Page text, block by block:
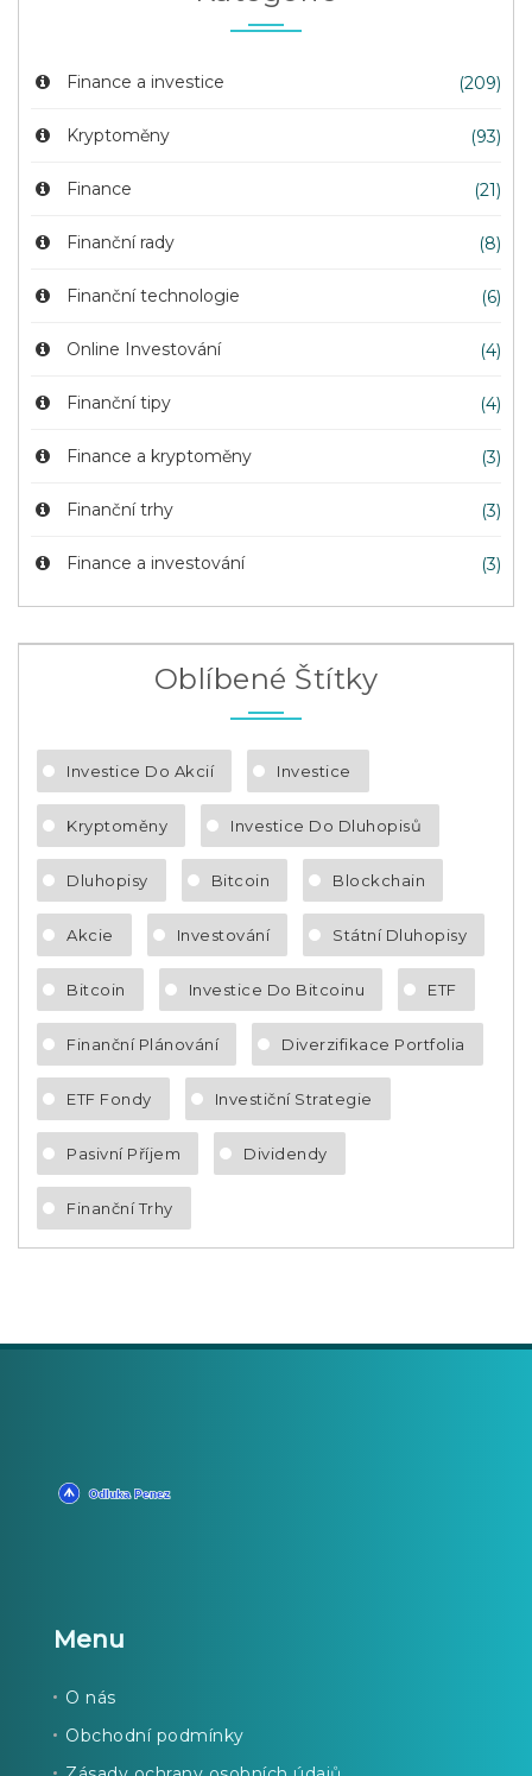
Finance a investice (209)
Kryptoměny (93)
Finance (21)
Finanční rady (8)
Finanční technologie (6)
Online Investování (4)
Finanční tipy (4)
Finance a kryptoměny (3)
Finanční trhy (3)
Finance a investování (3)
Oblíbené Štítky
Investice Do Akcií Investice
Kryptoměny Investice Do Dluhopisů
Dluhopisy Bitcoin Blockchain
Akcie Investování Státní Dluhopisy
Bitcoin Investice Do Bitcoinu ETF
Finanční Plánování Diverzifikace Portfolia
ETF Fondy Investiční Strategie
Pasivní Příjem Dividendy
Finanční Trhy
Menu
O nás
Obchodní podmínky